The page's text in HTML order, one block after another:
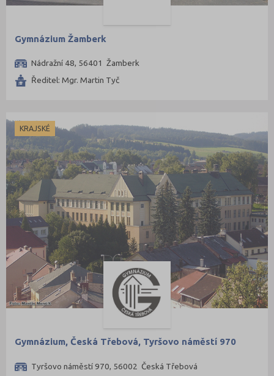
Gymnázium Žamberk
Nádražní 48, 56401 Žamberk
Ředitel: Mgr. Martin Tyč
KRAJSKÉ
Gymnázium, Česká Třebová, Tyršovo náměstí 970
Tyršovo náměstí 970, 56002 Česká Třebová